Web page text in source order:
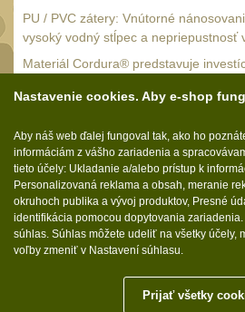
Ostatní40
DOPLŇKY
Ramenní popruhy a
Karabiny a přezky 75
Kroužky, šňůrky,
koncovky25
Nášivky104
PU / PVC zátery: Vnútorné
vysoký vodný stĺpec a nepriepustnosť
Materiál Cordura® predstavuje
odolné oblečenie do práce, produkty
vhodnej chvíli.
Sledujte nás:
Nastavenie cookies. Aby e-shop
Aby náš web ďalej fungoval tak, ako ho
informáciám z vášho zariadenia a
tieto účely: Ukladanie a/alebo prístup k
Personalizovaná reklama a obsah, meranie
okruhoch publika a vývoj produktov, Presné
identifikácia pomocou dopytovania
súhlas. Súhlas môžete udeliť na všetky účely,
voľby zmeniť v Nastavení súhlasu.
Prijať všetky